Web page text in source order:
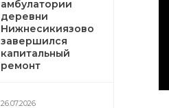
амбулатории
деревни
Нижнесикиязово
завершился
капитальный
ремонт
26.07.2026